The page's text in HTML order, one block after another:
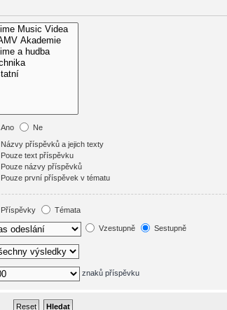
Ano
Ne
Názvy příspěvků a jejich texty
Pouze text příspěvku
Pouze názvy příspěvků
Pouze první příspěvek v tématu
Příspěvky
Témata
Vzestupně Sestupně
znaků příspěvku